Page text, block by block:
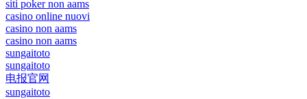
siti poker non aams
casino online nuovi
casino non aams
casino non aams
sungaitoto
sungaitoto
电报官网
sungaitoto